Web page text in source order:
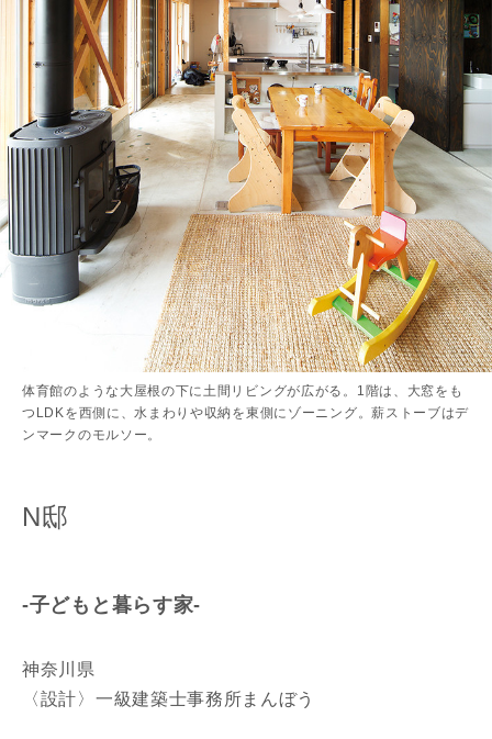
体育館のような大屋根の下に土間リビングが広がる。1階は、大窓をも
つLDKを西側に、水まわりや収納を東側にゾーニング。薪ストーブはデ
ンマークのモルソー。
N邸
-子どもと暮らす家-
神奈川県
〈設計〉一級建築士事務所まんぼう